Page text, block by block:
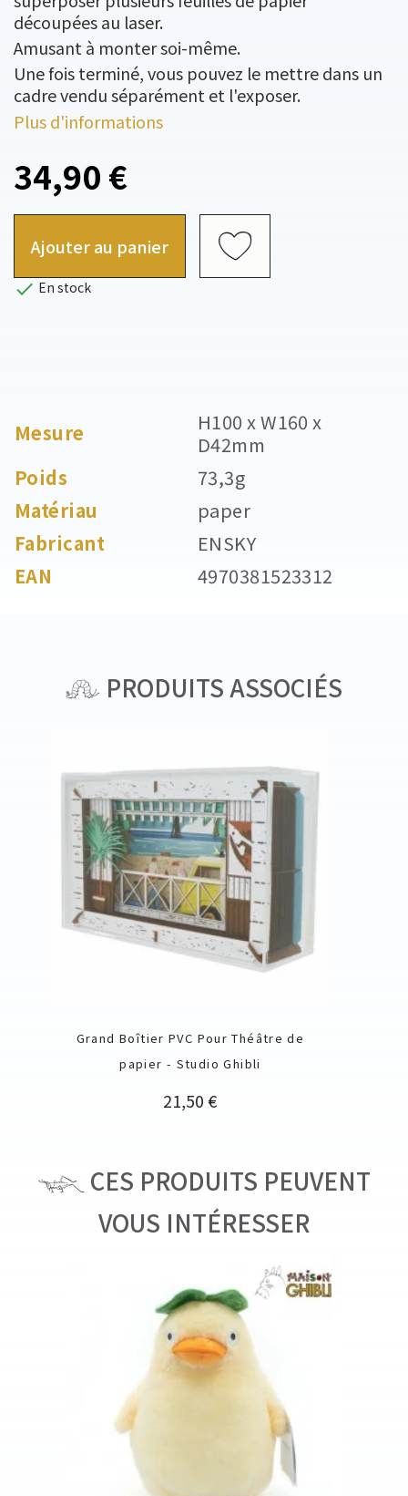
découpées au laser.
Amusant à monter soi-même.
Une fois terminé, vous pouvez le mettre dans un
cadre vendu séparément et l'exposer.
Plus d'informations
34,90 €
Ajouter au panier
 En stock
Mesure
H100 x W160 x
D42mm
Poids
73,3g
Matériau
paper
Fabricant
ENSKY
EAN
4970381523312
PRODUITS ASSOCIÉS
Grand Boîtier PVC Pour Théâtre de
papier - Studio Ghibli
Prix
21,50 €
CES PRODUITS PEUVENT
VOUS INTÉRESSER